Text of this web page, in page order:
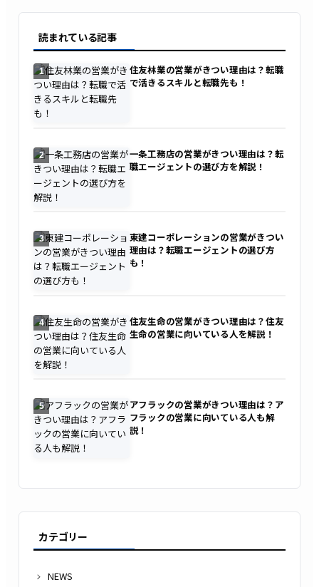
読まれている記事
1
住友林業の営業がきつい理由は？転職
で活きるスキルと転職先も！
2
一条工務店の営業がきつい理由は？転
職エージェントの選び方を解説！
3
東建コーポレーションの営業がきつい
理由は？転職エージェントの選び方
も！
4
住友生命の営業がきつい理由は？住友
生命の営業に向いている人を解説！
5
アフラックの営業がきつい理由は？ア
フラックの営業に向いている人も解
説！
カテゴリー
NEWS